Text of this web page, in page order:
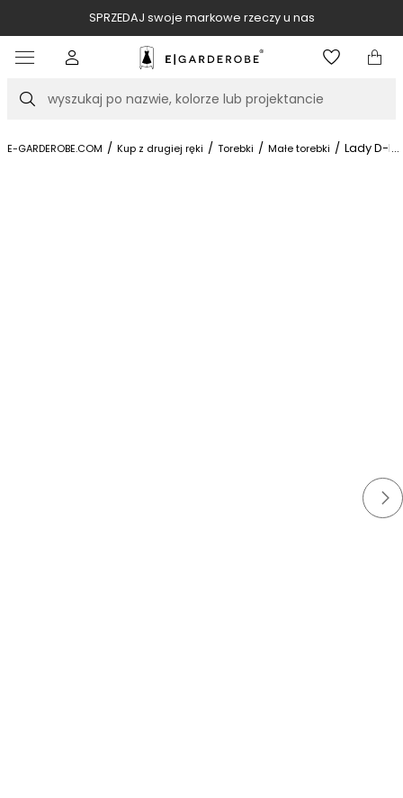
SPRZEDAJ swoje markowe rzeczy u nas
Szukaj
E-GARDEROBE.COM / Kup z drugiej ręki / Torebki / Małe torebki / Lady D-...